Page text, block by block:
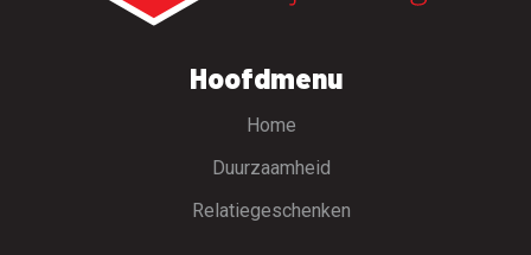
Hoofdmenu
Home
Duurzaamheid
Relatiegeschenken